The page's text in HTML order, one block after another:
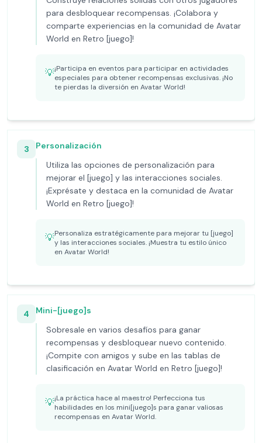
para desbloquear recompensas. ¡Colabora y
comparte experiencias en la comunidad de Avatar
World en Retro [juego]!
💡¡Participa en eventos para participar en actividades
especiales para obtener recompensas exclusivas. ¡No
te pierdas la diversión en Avatar World!
3
Personalización
Utiliza las opciones de personalización para
mejorar el [juego] y las interacciones sociales.
¡Exprésate y destaca en la comunidad de Avatar
World en Retro [juego]!
💡Personaliza estratégicamente para mejorar tu [juego]
y las interacciones sociales. ¡Muestra tu estilo único
en Avatar World!
4
Mini-[juego]s
Sobresale en varios desafíos para ganar
recompensas y desbloquear nuevo contenido.
¡Compite con amigos y sube en las tablas de
clasificación en Avatar World en Retro [juego]!
💡¡La práctica hace al maestro! Perfecciona tus
habilidades en los mini[juego]s para ganar valiosas
recompensas en Avatar World.